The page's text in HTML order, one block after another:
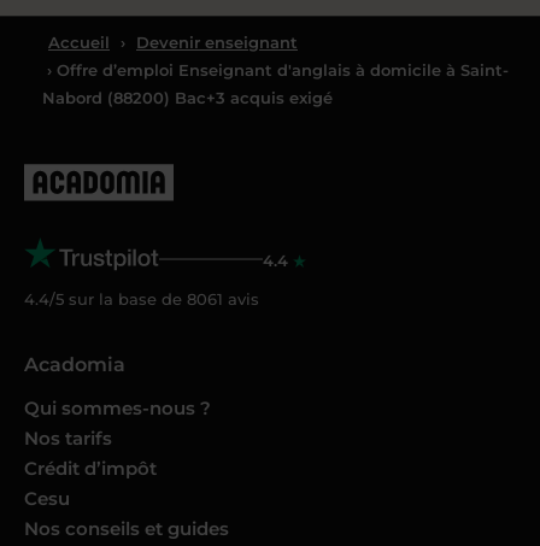
Accueil ›
Devenir enseignant
› Offre d’emploi Enseignant d'anglais à domicile à Saint-
Nabord (88200) Bac+3 acquis exigé
4.4
4.4/5 sur la base de 8061 avis
Acadomia
Qui sommes-nous ?
Nos tarifs
Crédit d’impôt
Cesu
Nos conseils et guides